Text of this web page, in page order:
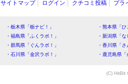
サイトマップ ログイン クチコミ投稿 プラ
・栃木県「栃ナビ！」
・熊本県「
・福島県「ふくラボ！」
・新潟県「
・群馬県「ぐんラボ！」
・香川県「
・石川県「金沢ラボ！」
・鹿児島県
(C) HitBit